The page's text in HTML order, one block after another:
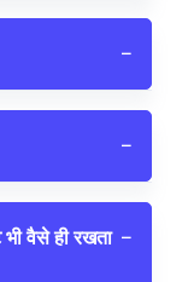
−
−
वैसे ही रखता −